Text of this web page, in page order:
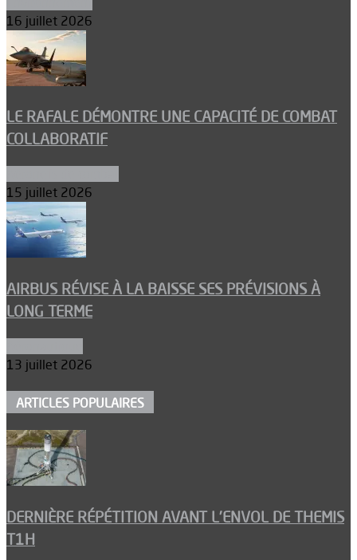
16 juillet 2026
LE RAFALE DÉMONTRE UNE CAPACITÉ DE COMBAT
COLLABORATIF
15 juillet 2026
AIRBUS RÉVISE À LA BAISSE SES PRÉVISIONS À
LONG TERME
13 juillet 2026
ARTICLES POPULAIRES
DERNIÈRE RÉPÉTITION AVANT L’ENVOL DE THEMIS
T1H